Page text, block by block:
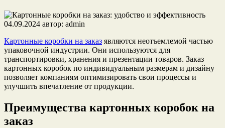
04.09.2024 автор: admin
Картонные коробки на заказ являются неотъемлемой частью
упаковочной индустрии. Они используются для
транспортировки, хранения и презентации товаров. Заказ
картонных коробок по индивидуальным размерам и дизайну
позволяет компаниям оптимизировать свои процессы и
улучшить впечатление от продукции.
Преимущества картонных коробок на
заказ